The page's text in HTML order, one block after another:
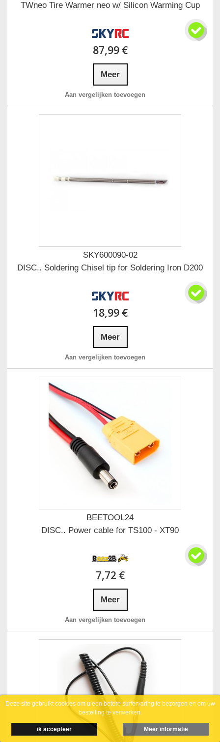
Deze site gebruikt cookies om u een betere surfervaring te bezorgen en om uw
bestelling te verwerken.
ik accepteer Meer informatie
TWneo Tire Warmer neo w/ Silicon Warming Cup
87,99 €
Meer
Aan vergelijken toevoegen
SKY600090-02
DISC.. Soldering Chisel tip for Soldering Iron D200
18,99 €
Meer
Aan vergelijken toevoegen
BEETOOL24
DISC.. Power cable for TS100 - XT90
7,72 €
Meer
Aan vergelijken toevoegen